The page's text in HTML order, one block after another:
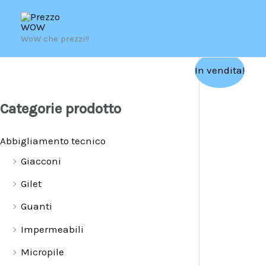
contenuto
WoW che prezzi!!
Categorie prodotto
Abbigliamento tecnico
Giacconi
Gilet
Guanti
Impermeabili
Micropile
In vendita!